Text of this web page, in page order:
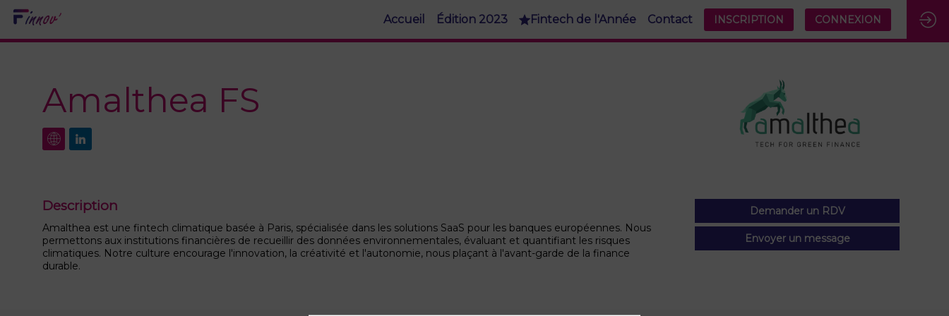
Accueil Édition 2023 Fintech de l'Année Contact INSCRIPTION CONNEXION
Amalthea FS
Demander un RDV
Envoyer un message
Description
Amalthea est une fintech climatique basée à Paris, spécialisée dans les solutions SaaS pour les banques européennes. Nous
permettons aux institutions financières de recueillir des données environnementales, évaluant et quantifiant les risques
climatiques. Notre culture encourage l'innovation, la créativité et l'autonomie, nous plaçant à l'avant-garde de la finance
durable.